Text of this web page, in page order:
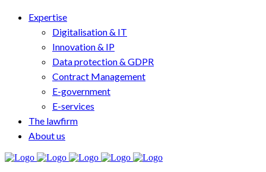
Expertise
Digitalisation & IT
Innovation & IP
Data protection & GDPR
Contract Management
E-government
E-services
The lawfirm
About us